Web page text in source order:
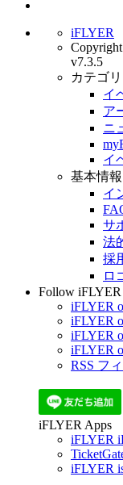
iFLYER
v7.3.5
カテゴ
イ
ア
ニ
イ
基本情報
イ
サ
法
採
ロ
Follow iFLYER
iFLYER
iFLYER
iFLYER
iFLYER
RSS フ
iFLYER Apps
iFLYER
iFLYER